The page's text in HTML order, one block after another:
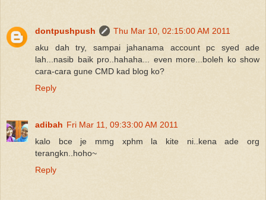
dontpushpush
Thu Mar 10, 02:15:00 AM 2011
aku dah try, sampai jahanama account pc syed ade
lah...nasib baik pro..hahaha... even more...boleh ko show
cara-cara gune CMD kad blog ko?
Reply
adibah Fri Mar 11, 09:33:00 AM 2011
kalo bce je mmg xphm la kite ni..kena ade org
terangkn..hoho~
Reply